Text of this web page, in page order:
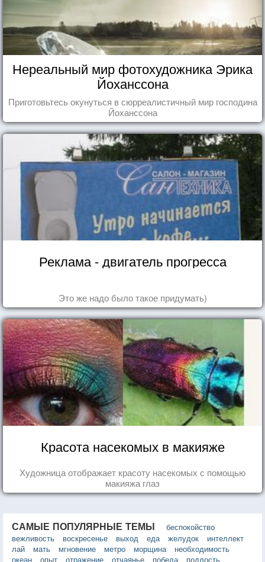
Нереальный мир фотохудожника Эрика
Йоханссона
Приготовьтесь окунуться в сюрреалистичный мир господина
Йоханссона
Реклама - двигатель прогресса
Это же надо было такое придумать)
Красота насекомых в макияже
Художница отображает красоту насекомых с помощью
макияжа глаз
САМЫЕ ПОПУЛЯРНЫЕ ТЕМЫ
беспокойство
вежливость
воскресенье выход еда желудок
интеллект
лай
мать мгновение метро морщина
необходимость
океан
опыт отражение отчаянье победа подлость